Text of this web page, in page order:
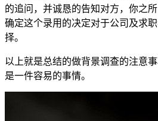
的追问，并诚恳的告知对方，你之
确定这个录用的决定对于公司及求
择。
以上就是总结的做背景调查的注意
是一件容易的事情。